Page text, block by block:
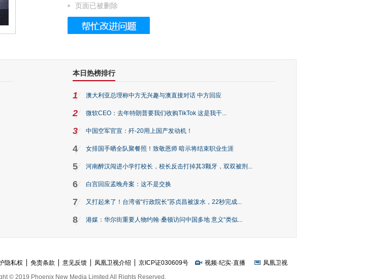
这个3.2米的长卷，还原了600岁的紫禁城
页面已被删除
本日热榜排行
1 澳大利亚总理称中方无兴趣与澳直接对话 中方回应
2 微软CEO：去年特朗普要我们收购TikTok 这是我干...
3 中国空军官宣：歼-20用上国产发动机！
4 女排国手晒全队聚餐照！致敬恩师 暗示将结束职业生涯
5 河南醉汉闯进小学打校长，校长反击打掉其3颗牙，双双被刑...
6 白宫回应孟晚舟案：这不是交换
7 又打起来了！台湾省“行政院长”苏贞昌被泼水，22秒完成...
8 港媒：华尔街重要人物约翰·桑顿访问中国多地 意义“类似...
隐私权 免责条款 意见反馈 凤凰卫视介绍 京ICP证030609号 视频·纪实·直播
凤凰卫视
© 2019 Phoenix New Media Limited All Rights Reserved.